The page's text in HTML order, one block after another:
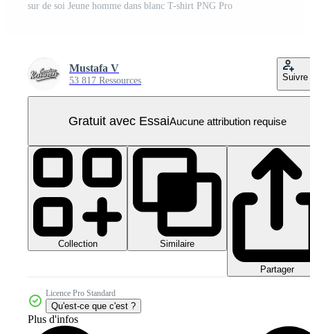
sur de soi Jeune homme dans blanc T-shirt PNG Pro
Mustafa V
53 817 Ressources Suivre
Gratuit avec EssaiAucune attribution requise
Collection Similaire
Partager
Licence Pro Standard
Qu'est-ce que c'est ?
Plus d'infos